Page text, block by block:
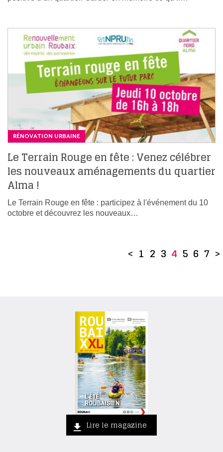
RÉNOVATION URBAINE
Le Terrain Rouge en fête : Venez célébrer
les nouveaux aménagements du quartier
Alma !
Le Terrain Rouge en fête : participez à l'événement du 10
octobre et découvrez les nouveaux…
< 1 2 3 4 5 6 7 >
Lire le magazine